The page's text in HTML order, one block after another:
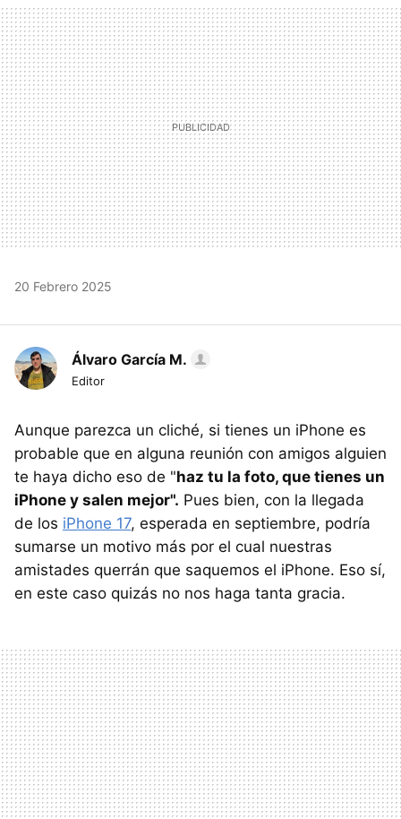
MAIL
20 Febrero 2025
Álvaro García M.
Editor
Aunque parezca un cliché, si tienes un iPhone es
probable que en alguna reunión con amigos alguien
te haya dicho eso de "haz tu la foto, que tienes un
iPhone y salen mejor". Pues bien, con la llegada
de los iPhone 17, esperada en septiembre, podría
sumarse un motivo más por el cual nuestras
amistades querrán que saquemos el iPhone. Eso sí,
en este caso quizás no nos haga tanta gracia.